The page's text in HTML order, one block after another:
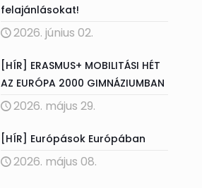
felajánlásokat!
2026. június 02.
[HÍR] ERASMUS+ MOBILITÁSI HÉT
AZ EURÓPA 2000 GIMNÁZIUMBAN
2026. május 29.
[HÍR] Európások Európában
2026. május 08.